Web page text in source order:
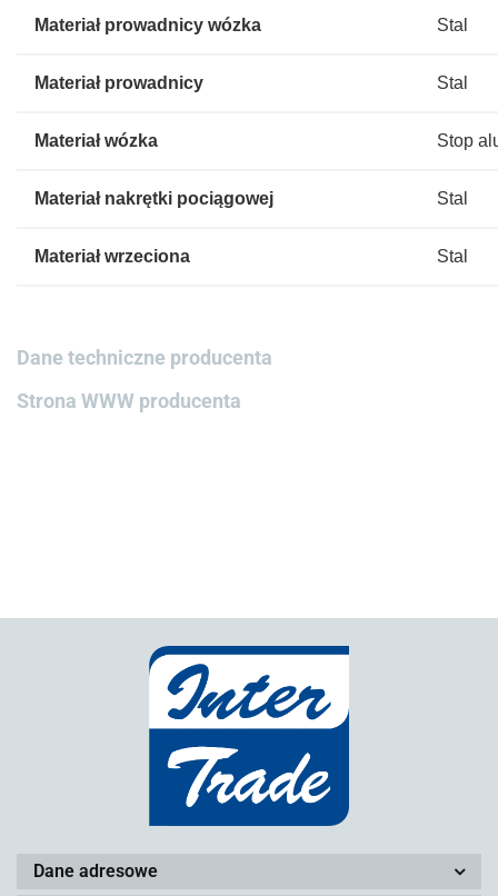
Materiał prowadnicy wózka Stal
Materiał prowadnicy Stal
Materiał wózka Stop
Materiał nakrętki pociągowej Stal
Materiał wrzeciona Stal
Dane techniczne producenta
Strona WWW producenta
Dane adresowe